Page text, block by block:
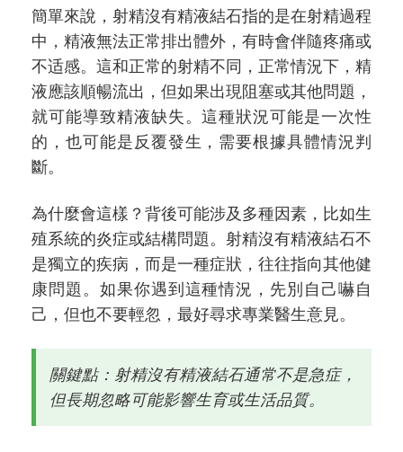
簡單來說，射精沒有精液結石指的是在射精過程
中，精液無法正常排出體外，有時會伴隨疼痛或
不适感。這和正常的射精不同，正常情況下，精
液應該順暢流出，但如果出現阻塞或其他問題，
就可能導致精液缺失。這種狀況可能是一次性
的，也可能是反覆發生，需要根據具體情況判
斷。
為什麼會這樣？背後可能涉及多種因素，比如生
殖系統的炎症或結構問題。射精沒有精液結石不
是獨立的疾病，而是一種症狀，往往指向其他健
康問題。如果你遇到這種情況，先別自己嚇自
己，但也不要輕忽，最好尋求專業醫生意見。
關鍵點：射精沒有精液結石通常不是急症，
但長期忽略可能影響生育或生活品質。